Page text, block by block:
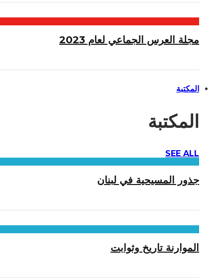
مجلة العرس الجماعي لعام 2023
المكتبة
المكتبة
SEE ALL
جذور المسيحية في لبنان
الموارنة تاريخ وثوابت